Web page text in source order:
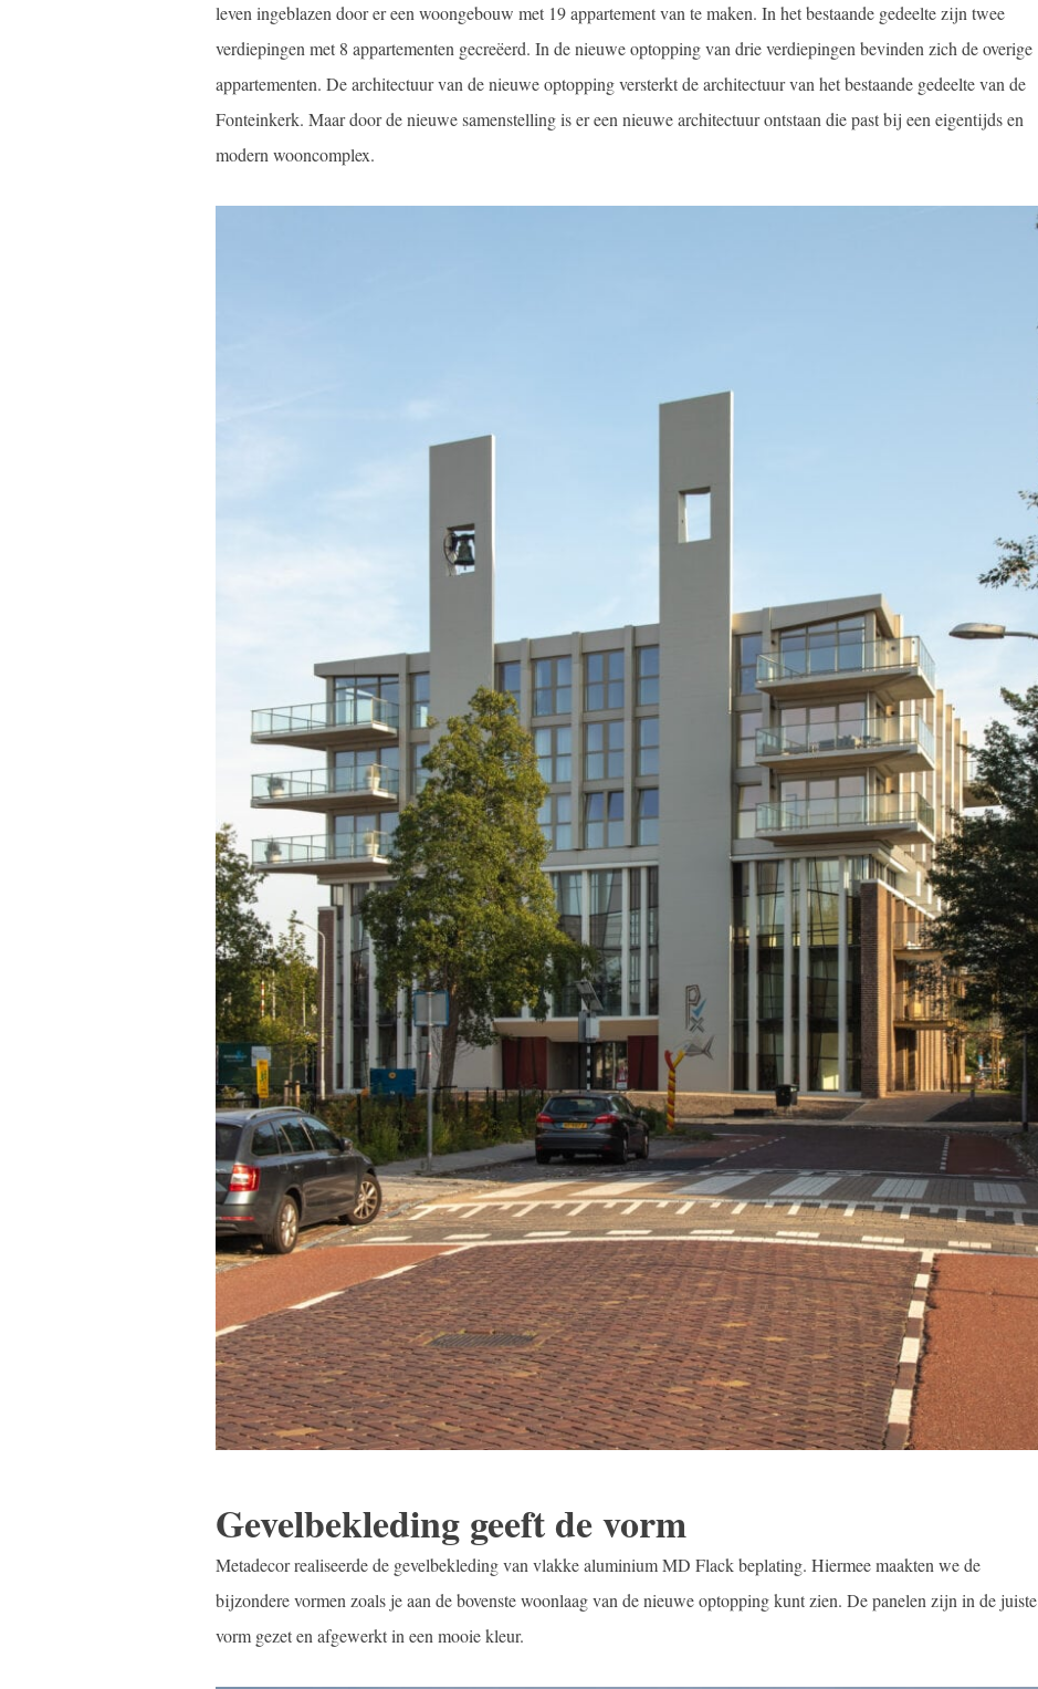
leven ingeblazen door er een woongebouw met 19 appartement van te maken. In het bestaande gedeelte zijn twee
verdiepingen met 8 appartementen gecreëerd. In de nieuwe optopping van drie verdiepingen bevinden zich de overige
appartementen. De architectuur van de nieuwe optopping versterkt de architectuur van het bestaande gedeelte van de
Fonteinkerk. Maar door de nieuwe samenstelling is er een nieuwe architectuur ontstaan die past bij een eigentijds en
modern wooncomplex.
Gevelbekleding geeft de vorm
Metadecor realiseerde de gevelbekleding van vlakke aluminium MD Flack beplating. Hiermee maakten we de
bijzondere vormen zoals je aan de bovenste woonlaag van de nieuwe optopping kunt zien. De panelen zijn in de juiste
vorm gezet en afgewerkt in een mooie kleur.